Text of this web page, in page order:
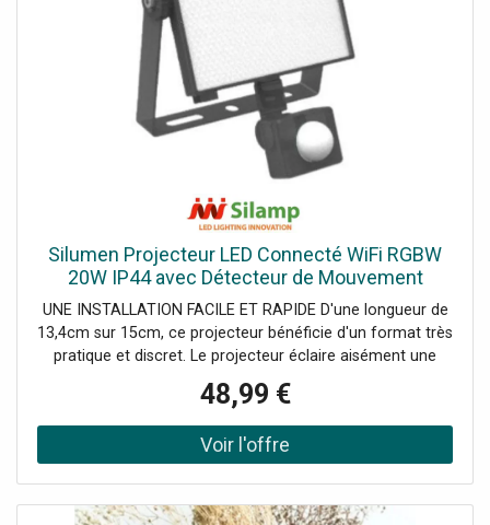
vous permettront de consulter les informations relatives à
votre installation thermostatique en direct. Grâce
auThermostat Connecté Wi-Fi Chauffage Electrique, vous
pouvez adapter le chauffage de chaque pièce à votre
emploi du temps en le réglant à distance. C'est la solution
parfaite pour baisser facilement votre consommation
énergétique. PROGRAMMATION ET PILOTAGE Pourquoi
ne pas moderniser votre système de chauffage avec
leThermostat Connecté Wi-Fi Chauffage Electrique,
pilotable depuis votre smartphone ? Via Amazon Echo et
Google Home, variez la température de votre intérieur ! En
formulant vos instructions clairement, l'assistant vocal
intelligent reconnaît votre voix et exécute vos demandes.
Cet appareil est idéal pour automatiser toute votre
installation domotique.
Silumen Projecteur LED Connecté WiFi RGBW
20W IP44 avec Détecteur de Mouvement
UNE INSTALLATION FACILE ET RAPIDE D'une longueur de
13,4cm sur 15cm, ce projecteur bénéficie d'un format très
pratique et discret. Le projecteur éclaire aisément une
vitrine, un corner ou l'entrée d'une maison ou d'une
boutique. Pour profiter de son aspect connecté, il est
nécessaire de télécharger l'application Tuya Smart, depuis
laquelle le luminaire est contrôlable. Pour appairer votre
ADAPTÉ À VOS BESOINS Puisque ce projecteur est
48,99 €